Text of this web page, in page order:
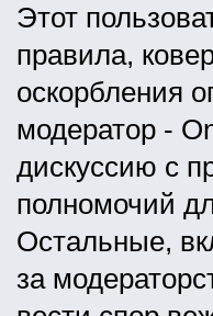
Этот
правила,
оскорбления
модератор -
дискуссию с
полномочий
Остальные,
за